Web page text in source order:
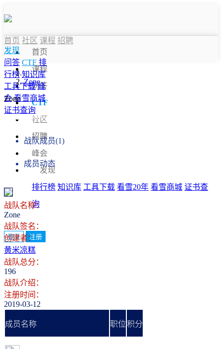
首页
课程
问答
CTF
社区
招聘
峰会
发现
排行榜 知识库 工具下载 看雪20年 看雪商城 证书查
询
登录 注册
首页 社区 课程 招聘
发现
问答 CTF 排
行榜 知识库
工具下载 峰
会 看雪商城
证书查询
Zone
Zone
战队信息
战队成员(1)
成员动态
战队名称：
Zone
战队签名：
创建者：
黄米凉糕
战队总分：
196
战队介绍：
注册时间：
2019-03-12
成员名称 职位积分